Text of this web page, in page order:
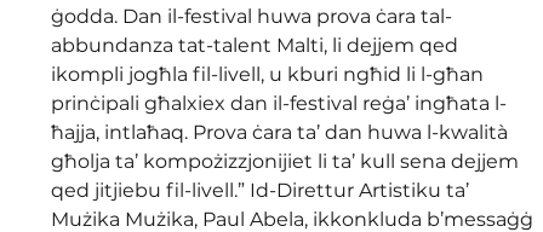
ġodda. Dan il-festival huwa prova ċara tal-
abbundanza tat-talent Malti, li dejjem qed
ikompli jogħla fil-livell, u kburi ngħid li l-għan
prinċipali għalxiex dan il-festival reġa’ ingħata l-
ħajja, intlaħaq. Prova ċara ta’ dan huwa l-kwalità
għolja ta’ kompożizzjonijiet li ta’ kull sena dejjem
qed jitjiebu fil-livell.” Id-Direttur Artistiku ta’
Mużika Mużika, Paul Abela, ikkonkluda b’messaġġ